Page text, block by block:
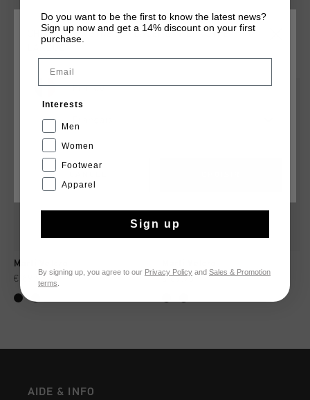
Perfect for adventurous days.
Marti Velcro
€ 69,95 € 69,95
AIDE & INFO
CHOISISSEZ VOTRE EMPLACEMENT ET VOTRE
France
Do you want to be the first to know the latest news?
Sign up now and get a 14% discount on your first
purchase.
Email
Interests
Men
Women
Footwear
Apparel
Sign up
By signing up, you agree to our Privacy Policy and Sales & Promotion
terms